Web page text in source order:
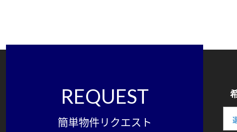
REQUEST
簡単物件リクエスト